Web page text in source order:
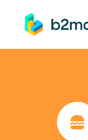
springen